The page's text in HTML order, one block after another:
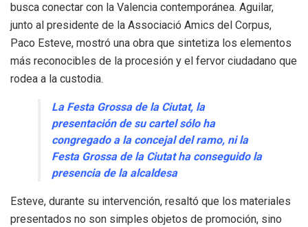
busca conectar con la Valencia contemporánea. Aguilar,
junto al presidente de la Associació Amics del Corpus,
Paco Esteve, mostró una obra que sintetiza los elementos
más reconocibles de la procesión y el fervor ciudadano que
rodea a la custodia.
La Festa Grossa de la Ciutat, la
presentación de su cartel sólo ha
congregado a la concejal del ramo, ni la
Festa Grossa de la Ciutat ha conseguido la
presencia de la alcaldesa
Esteve, durante su intervención, resaltó que los materiales
presentados no son simples objetos de promoción, sino